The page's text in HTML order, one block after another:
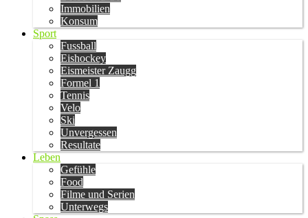
Immobilien
Konsum
Sport
Fussball
Eishockey
Eismeister Zaugg
Formel 1
Tennis
Velo
Ski
Unvergessen
Resultate
Leben
Gefühle
Food
Filme und Serien
Unterwegs